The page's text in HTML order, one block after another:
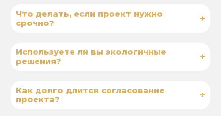
Что делать, если проект нужно
срочно?
+
Используете ли вы экологичные
решения?
+
Как долго длится согласование
проекта?
+